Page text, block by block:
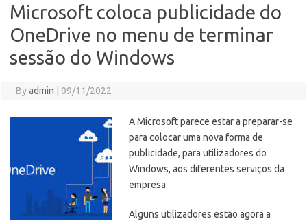
Microsoft coloca publicidade do
OneDrive no menu de terminar
sessão do Windows
Byadmin 09/11/2022
A Microsoft parece estar a preparar-se
para colocar uma nova forma de
publicidade, para utilizadores do
Windows, aos diferentes serviços da
empresa.
Alguns utilizadores estão agora a